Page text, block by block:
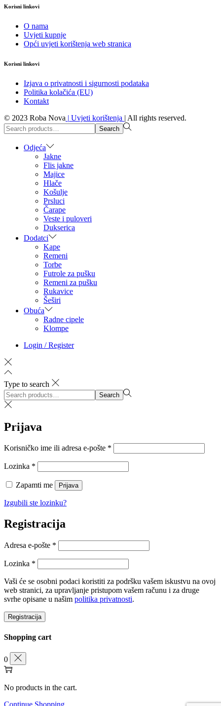
Korisni linkovi
O nama
Uvjeti kupnje
Opći uvjeti korištenja web stranica
Korisni linkovi
Izjava o privatnosti i sigurnosti podataka
Politika kolačića (EU)
Kontakt
© 2023 Roba Nova | Uvjeti korištenja | All rights reserved.
Search
for:>
Search
Odjeća
Jakne
Flis jakne
Majice
Hlače
Košulje
Prsluci
Čarape
Veste i puloveri
Dukserica
Dodatci
Kape
Remeni
Torbe
Futrole za pušku
Remeni za pušku
Rukavice
Šeširi
Obuća
Radne cipele
Klompe
Login / Register
Type to search
Search
for:>
Search
Prijava
Korisničko ime ili adresa e-pošte *
Lozinka *
Zapamti me Prijava
Izgubili ste lozinku?
Registracija
Adresa e-pošte *
Lozinka *
Vaši će se osobni podaci koristiti za podršku vašem iskustvu na ovoj
web stranici, za upravljanje pristupom vašem računu i za druge
svrhe opisane u našim politika privatnosti.
Registracija
Shopping cart
0
No products in the cart.
Continue Shopping